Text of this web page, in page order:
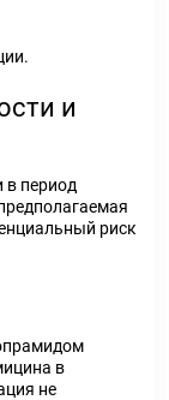
и
в период
риск
в
не